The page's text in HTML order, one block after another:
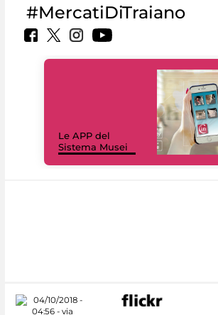
#MercatiDiTraiano
Le APP del
Sistema Musei